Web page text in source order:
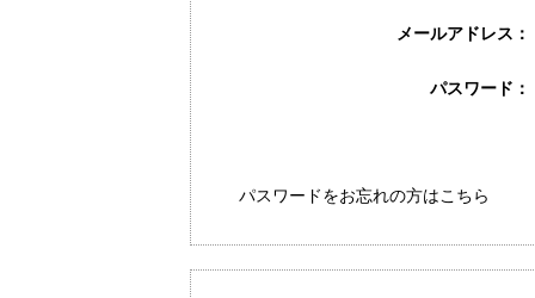
メールアドレス：
パスワード：
パスワードをお忘れの方はこちら